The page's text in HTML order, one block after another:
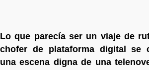
Lo que parecía ser un viaje de
chofer de plataforma digital se
una escena digna de una